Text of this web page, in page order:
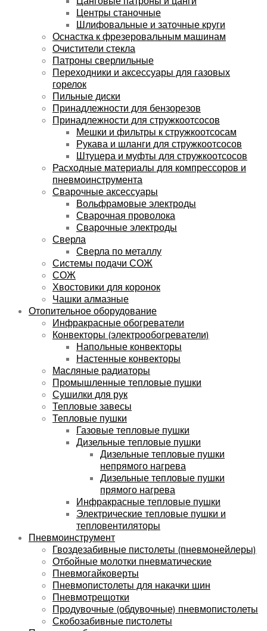
Центры станочные
Шлифовальные и заточные круги
Оснастка к фрезеровальным машинам
Очистители стекла
Патроны сверлильные
Переходники и аксессуары для газовых
горелок
Пильные диски
Принадлежности для бензорезов
Принадлежности для стружкоотсосов
Мешки и фильтры к стружкоотсосам
Рукава и шланги для стружкоотсосов
Штуцера и муфты для стружкоотсосов
Расходные материалы для компрессоров и
пневмоинструмента
Сварочные аксессуары
Вольфрамовые электроды
Сварочная проволока
Сварочные электроды
Сверла
Сверла по металлу
Системы подачи СОЖ
СОЖ
Хвостовики для коронок
Чашки алмазные
Отопительное оборудование
Инфракрасные обогреватели
Конвекторы (электрообогреватели)
Напольные конвекторы
Настенные конвекторы
Масляные радиаторы
Промышленные тепловые пушки
Сушилки для рук
Тепловые завесы
Тепловые пушки
Газовые тепловые пушки
Дизельные тепловые пушки
Дизельные тепловые пушки
непрямого нагрева
Дизельные тепловые пушки
прямого нагрева
Инфракрасные тепловые пушки
Электрические тепловые пушки и
тепловентиляторы
Пневмоинструмент
Гвоздезабивные пистолеты (пневмонейлеры)
Отбойные молотки пневматические
Пневмогайковерты
Пневмопистолеты для накачки шин
Пневмотрещотки
Продувочные (обдувочные) пневмопистолеты
Скобозабивные пистолеты